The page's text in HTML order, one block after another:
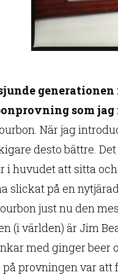
som jag
När jag
desto bättre.
i huvudet att sitta
slickat på en
just nu den
(i världen) är Jim
med ginger beer
provningen var